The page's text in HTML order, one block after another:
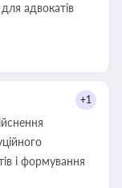
адвокатів
+1
і формування